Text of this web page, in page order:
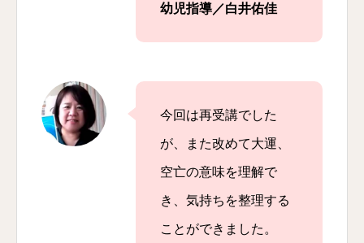
幼児指導／白井佑佳
今回は再受講でした
が、また改めて大運、
空亡の意味を理解で
き、気持ちを整理する
ことができました。